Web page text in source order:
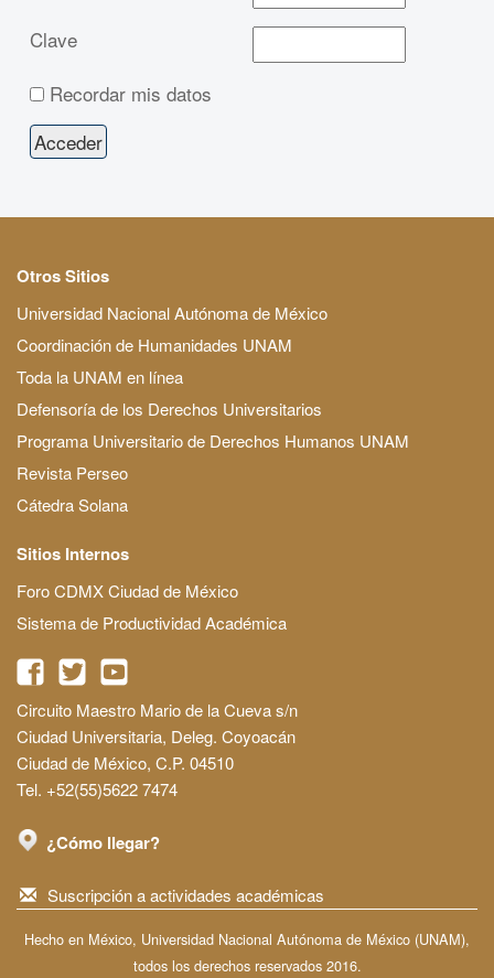
Clave
Recordar mis datos
Otros Sitios
Universidad Nacional Autónoma de México
Coordinación de Humanidades UNAM
Toda la UNAM en línea
Defensoría de los Derechos Universitarios
Programa Universitario de Derechos Humanos UNAM
Revista Perseo
Cátedra Solana
Sitios Internos
Foro CDMX Ciudad de México
Sistema de Productividad Académica
Circuito Maestro Mario de la Cueva s/n
Ciudad Universitaria, Deleg. Coyoacán
Ciudad de México, C.P. 04510
Tel. +52(55)5622 7474
¿Cómo llegar?
Suscripción a actividades académicas
Hecho en México, Universidad Nacional Autónoma de México (UNAM),
todos los derechos reservados 2016.